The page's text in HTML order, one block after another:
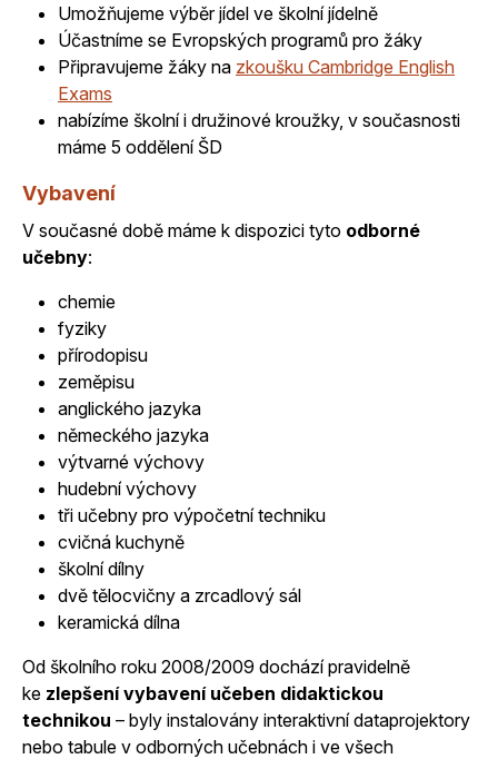
Umožňujeme výběr jídel ve školní jídelně
Účastníme se Evropských programů pro žáky
Připravujeme žáky na zkoušku Cambridge English
Exams
nabízíme školní i družinové kroužky, v současnosti
máme 5 oddělení ŠD
Vybavení
V současné době máme k dispozici tyto odborné
učebny:
chemie
fyziky
přírodopisu
zeměpisu
anglického jazyka
německého jazyka
výtvarné výchovy
hudební výchovy
tři učebny pro výpočetní techniku
cvičná kuchyně
školní dílny
dvě tělocvičny a zrcadlový sál
keramická dílna
Od školního roku 2008/2009 dochází pravidelně
ke zlepšení vybavení učeben didaktickou
technikou – byly instalovány interaktivní dataprojektory
nebo tabule v odborných učebnách i ve všech